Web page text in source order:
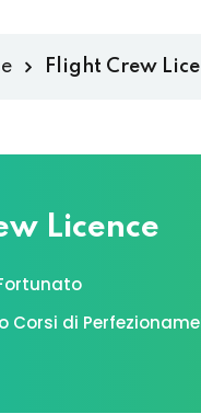
Flight Crew
Licence
Corsi di